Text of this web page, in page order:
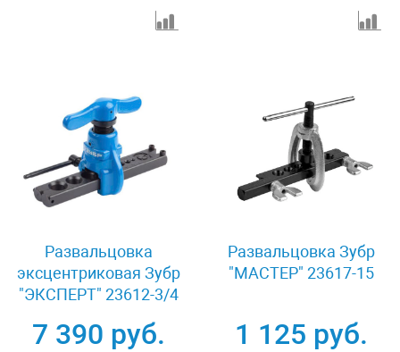
Развальцовка
эксцентриковая Зубр
"ЭКСПЕРТ" 23612-3/4
7 390 руб.
Развальцовка Зубр
"МАСТЕР" 23617-15
1 125 руб.